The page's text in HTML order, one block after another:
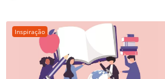
Inspiração